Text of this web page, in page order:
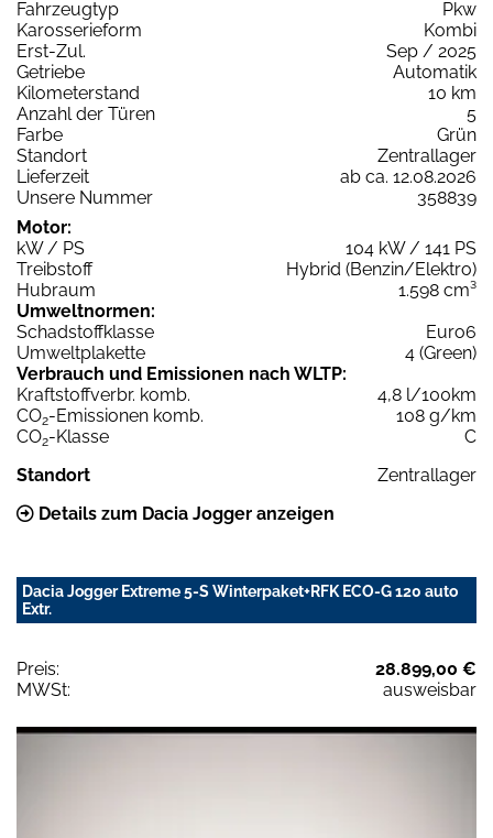
Fahrzeugtyp
Pkw
Karosserieform
Kombi
Erst-Zul.
Sep / 2025
Getriebe
Automatik
Kilometerstand
10 km
Anzahl der Türen
5
Farbe
Grün
Standort
Zentrallager
Lieferzeit
ab ca. 12.08.2026
Unsere Nummer
358839
Motor:
kW / PS
104 kW / 141 PS
Treibstoff
Hybrid (Benzin/Elektro)
Hubraum
1.598 cm³
Umweltnormen:
Schadstoffklasse
Euro6
Umweltplakette
4 (Green)
Verbrauch und Emissionen nach WLTP:
Kraftstoffverbr. komb.
4,8 l/100km
CO2-Emissionen komb.
108 g/km
CO2-Klasse
C
Standort
Zentrallager
Details zum Dacia Jogger anzeigen
Dacia Jogger Extreme 5-S Winterpaket+RFK ECO-G 120 auto
Extr.
Preis:
28.899,00 €
MWSt:
ausweisbar